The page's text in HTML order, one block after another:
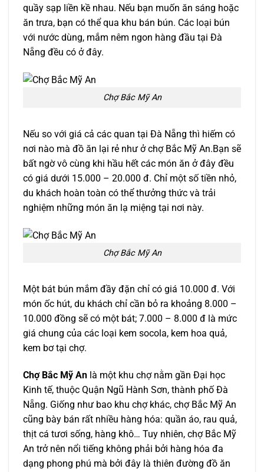
quầy sạp liền kề nhau. Nếu bạn muốn ăn sáng hoặc
ăn trưa, bạn có thể qua khu bán bún. Các loại bún
với nước dùng, mắm nêm ngon hàng đầu tại Đà
Nẵng đều có ở đây.
Chợ Bắc Mỹ An
Nếu so với giá cả các quan tại Đà Nẵng thì hiếm có
nơi nào mà đồ ăn lại rẻ như ở chợ Bắc Mỹ An.Bạn sẽ
bất ngờ vô cùng khi hầu hết các món ăn ở đây đều
có giá dưới 15.000 – 20.000 đ. Chỉ một số tiền nhỏ,
du khách hoàn toàn có thể thưởng thức và trải
nghiệm những món ăn lạ miệng tại nơi này.
Chợ Bắc Mỹ An
Một bát bún mắm đầy đặn chỉ có giá 10.000 đ. Với
món ốc hút, du khách chỉ cần bỏ ra khoảng 8.000 –
10.000 đồng sẽ có một bát; 7.000 – 8.000 đ là mức
giá chung của các loại kem socola, kem hoa quả,
kem bơ tại chợ.
Chợ Bắc Mỹ An là một khu chợ nằm gần Đại học
Kinh tế, thuộc Quận Ngũ Hành Sơn, thành phố Đà
Nẵng. Giống như bao khu chợ khác, chợ Bắc Mỹ An
cũng bày bán rất nhiều hàng hóa: quần áo, rau quả,
thịt cá tươi sống, hàng khô… Tuy nhiên, chợ Bắc Mỹ
An trở nên nổi tiếng không phải bởi hàng hóa đa
dạng phong phú mà bởi đây là thiên đường đồ ăn